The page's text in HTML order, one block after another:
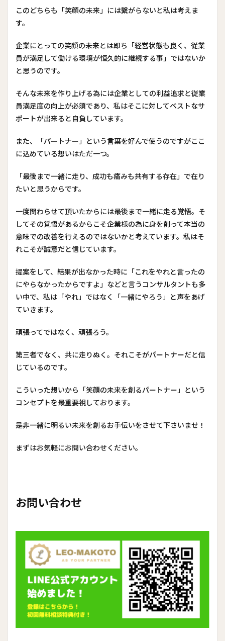
このどちらも「笑顔の未来」には繋がらないと私は考えま
す。
企業にとっての笑顔の未来とは即ち「経営状態も良く、従業
員が満足して働ける環境が恒久的に継続する事」ではないか
と思うのです。
そんな未来を作り上げる為には企業としての利益追求と従業
員満足度の向上が必須であり、私はそこに対してベストなサ
ポートが出来ると自負しています。
また、「パートナー」という言葉を好んで使うのですがここ
に込めている想いはただ一つ。
「最後まで一緒に走り、成功も痛みも共有する存在」で在り
たいと思うからです。
一度関わらせて頂いたからには最後まで一緒に走る覚悟。そ
してその覚悟があるからこそ企業様の為に身を削って本当の
意味での改善を行えるのではないかと考えています。私はそ
れこそが誠意だと信じています。
提案をして、結果が出なかった時に「これをやれと言ったの
にやらなかったからですよ」などと言うコンサルタントも多
い中で、私は「やれ」ではなく「一緒にやろう」と声をあげ
ていきます。
頑張ってではなく、頑張ろう。
第三者でなく、共に走りぬく。それこそがパートナーだと信
じているのです。
こういった想いから「笑顔の未来を創るパートナー」という
コンセプトを最重要視しております。
是非一緒に明るい未来を創るお手伝いをさせて下さいませ！
まずはお気軽にお問い合わせください。
お問い合わせ